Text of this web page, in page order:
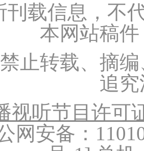
刊载信息，不
本网站稿
止转载、摘
追
视听节目许可
网安备：